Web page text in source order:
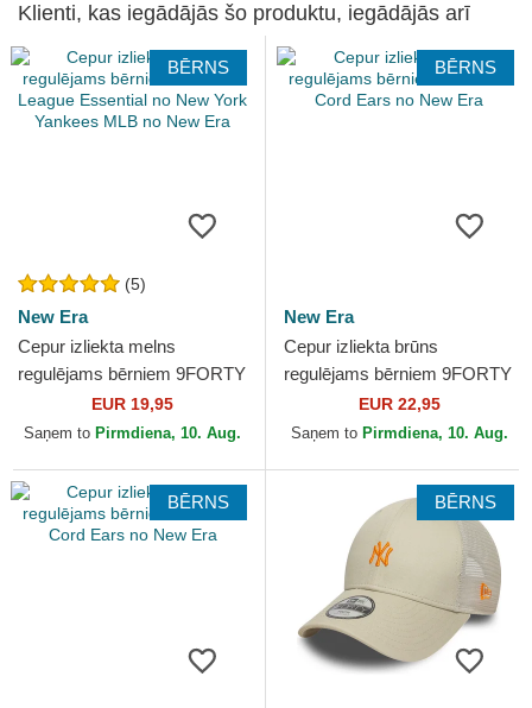
Klienti, kas iegādājās šo produktu, iegādājās arī
BĒRNS
(5)
New Era
Cepur izliekta melns
regulējams bērniem 9FORTY
League Essential no New
York Yankees MLB no New
EUR 19,95
Saņem to Pirmdiena, 10. Aug.
BĒRNS
New Era
Cepur izliekta brūns
regulējams bērniem 9FORTY
Cord Ears no New Era
EUR 22,95
Saņem to Pirmdiena, 10. Aug.
BĒRNS BĒRNS